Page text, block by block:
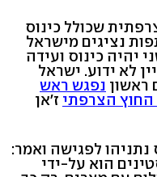
שכולל כינוס
נציגים מישראל
יהיה כינוס ועידה
לא ידוע. ישראל
ראשון נפגש ראש
החוץ הצרפתי ז'אן
לפגישה ואמר:
הוא על-ידי